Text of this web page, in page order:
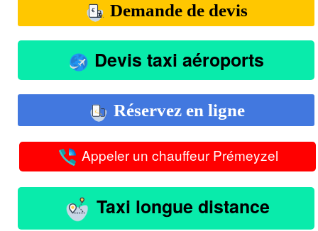
Demande de devis
Devis taxi aéroports
Réservez en ligne
Appeler un chauffeur Prémeyzel
Taxi longue distance